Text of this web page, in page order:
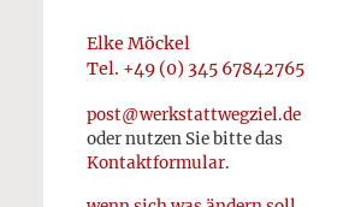
Elke Möckel
Tel. +49 (0) 345 67842765
post@werkstattwegziel.de
oder nutzen Sie bitte das
Kontaktformular.